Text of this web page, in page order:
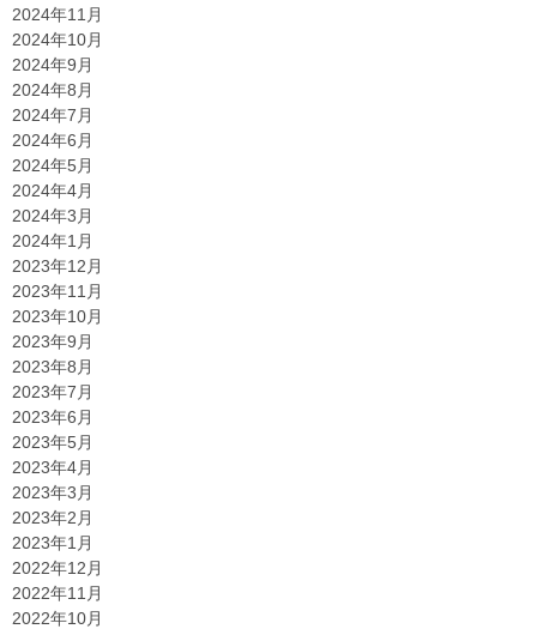
2024年11月
2024年10月
2024年9月
2024年8月
2024年7月
2024年6月
2024年5月
2024年4月
2024年3月
2024年1月
2023年12月
2023年11月
2023年10月
2023年9月
2023年8月
2023年7月
2023年6月
2023年5月
2023年4月
2023年3月
2023年2月
2023年1月
2022年12月
2022年11月
2022年10月